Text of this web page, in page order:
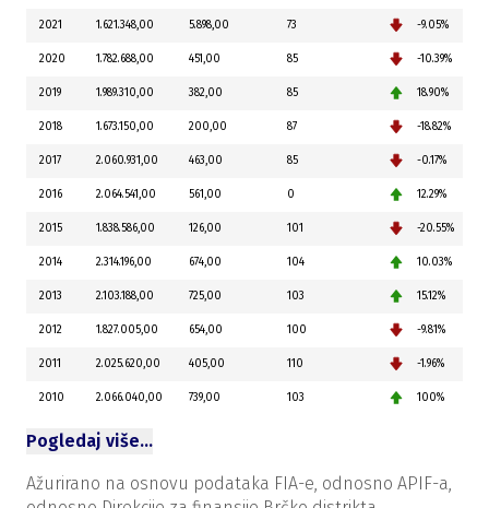
2021 1.621.348,00 5.898,00 73 -9.05%
2020 1.782.688,00 451,00 85 -10.39%
2019 1.989.310,00 382,00 85 18.90%
2018 1.673.150,00 200,00 87 -18.82%
2017 2.060.931,00 463,00 85 -0.17%
2016 2.064.541,00 561,00 0 12.29%
2015 1.838.586,00 126,00 101 -20.55%
2014 2.314.196,00 674,00 104 10.03%
2013 2.103.188,00 725,00 103 15.12%
2012 1.827.005,00 654,00 100 -9.81%
2011 2.025.620,00 405,00 110 -1.96%
2010 2.066.040,00 739,00 103 100%
Pogledaj više…
Ažurirano na osnovu podataka FIA-e, odnosno APIF-a,